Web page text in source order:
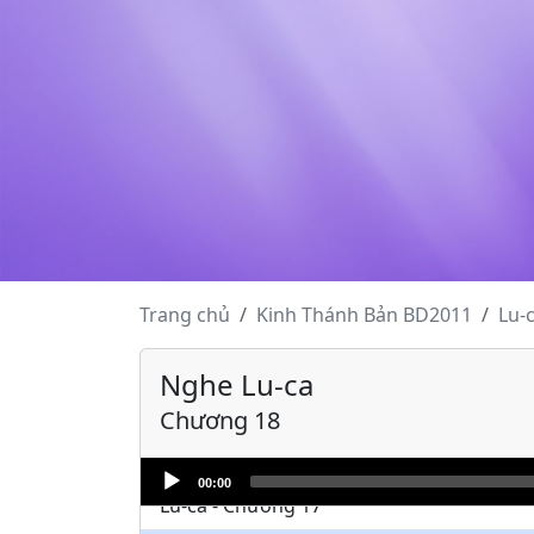
Trang chủ Kinh Thánh Bản BD2011 Lu-
Nghe Lu-ca
Chương 18
Audio
Player
00:00
Lu-ca - Chương 13
Lu-ca - Chương 15
Lu-ca - Chương 16
Lu-ca - Chương 17